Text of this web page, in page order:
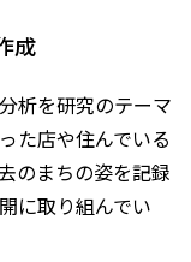
成
析を研究のテーマ
た店や住んでいる
のまちの姿を記録
に取り組んでい